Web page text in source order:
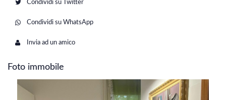
Condividi su Twitter
Condividi su WhatsApp
Invia ad un amico
Foto immobile